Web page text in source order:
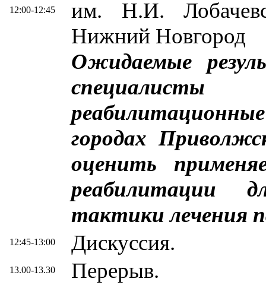
12:00-12:45
им. Н.И.
Нижний Новгород
Ожидаемые
специалисты
городах
оценить
реабилитации
тактики лечения
12:45-13:00 Дискуссия.
13.00-13.30 Перерыв.